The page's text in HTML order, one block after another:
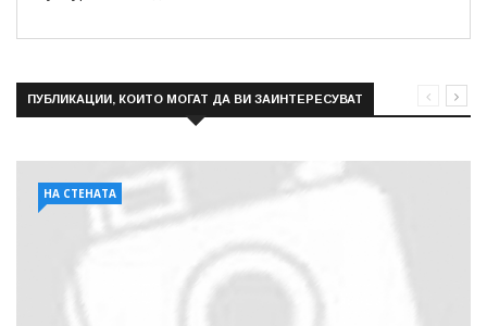
ПУБЛИКАЦИИ, КОИТО МОГАТ ДА ВИ ЗАИНТЕРЕСУВАТ
НА СТЕНАТА